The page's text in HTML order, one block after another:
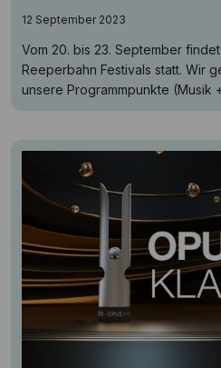
12 September 2023
Vom 20. bis 23. September
Reeperbahn Festivals statt. Wir
unsere Programmpunkte (Musik